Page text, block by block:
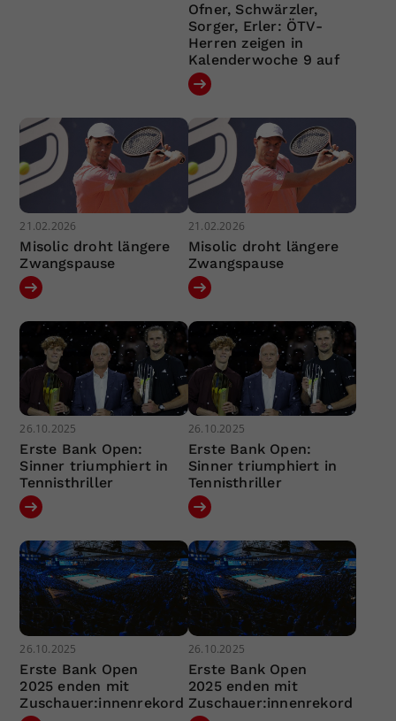
Ofner, Schwärzler,
Sorger, Erler: ÖTV-
Herren zeigen in
Kalenderwoche 9 auf
21.02.2026
Misolic droht längere
Zwangspause
21.02.2026
Misolic droht längere
Zwangspause
26.10.2025
Erste Bank Open:
Sinner triumphiert in
Tennisthriller
26.10.2025
Erste Bank Open:
Sinner triumphiert in
Tennisthriller
26.10.2025
Erste Bank Open
2025 enden mit
Zuschauer:innenrekord
26.10.2025
Erste Bank Open
2025 enden mit
Zuschauer:innenrekord